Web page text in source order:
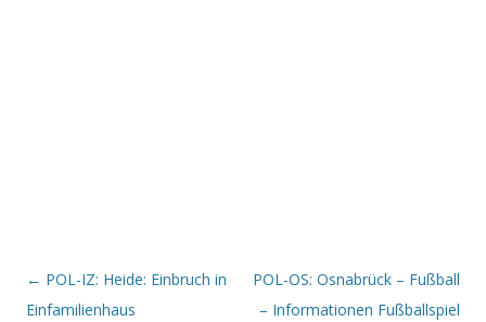
Beitrags-Navigation
← POL-IZ: Heide: Einbruch in
Einfamilienhaus
POL-OS: Osnabrück – Fußball
– Informationen Fußballspiel